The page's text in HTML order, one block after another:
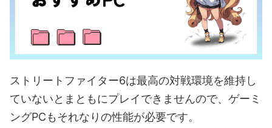
ストリートファイター6は最高の対戦環境を維持し
ていないとまともにプレイできませんので、ゲーミ
ングPCもそれなりの性能が必要です。